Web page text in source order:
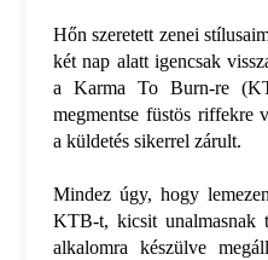
Hőn szeretett zenei
két nap alatt igencsak
a Karma To Burn-re
megmentse füstös riffekre
a küldetés sikerrel zárult.
Mindez úgy, hogy
KTB-t, kicsit unalmasnak
alkalomra készülve